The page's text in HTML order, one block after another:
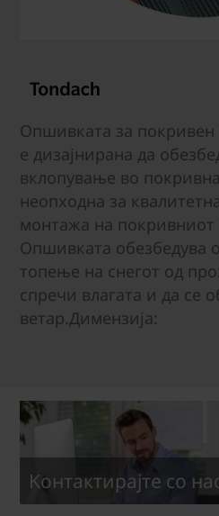
Опшивката за
е дизајнирана да
вклопување во
неопходна за
монтажа на покривниот
Опшивката обезбедува
топење на снегот од
спречи влагата и да се
ветар.Димензија:
Kонтактирајте со